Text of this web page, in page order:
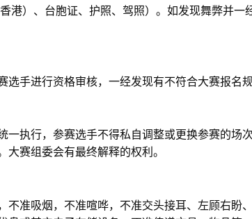
港）、台胞证、护照、驾照）。如发现舞弊并
选手进行资格审核，一经发现有不符合大赛报名
一执行，参赛选手不得私自调整或更换参赛的场
赛组委会有最终解释的权利。
不准吸烟，不准喧哗，不准交头接耳、左顾右盼